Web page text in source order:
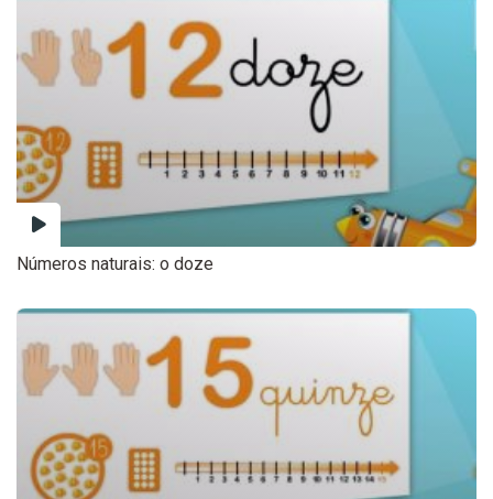
Números naturais: o doze